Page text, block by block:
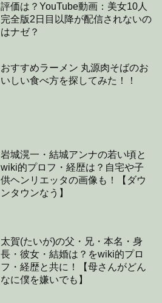
評価は？YouTube動画：美女10人
完全版2日目以降が配信されないの
はナゼ？
おすすめラーメン 丸源肉そばのお
いしい食べ方を探してみた！！
岩城滉一・結城アンナの若い頃と
wiki的プロフ・経歴は？自宅や子
供ヘンリエッタの画像も！【ダウ
ンタウンなう】
太賀(たいが)の父・兄・本名・身
長・彼女・結婚は？をwiki的プロ
フ・経歴と共に！【母さんがどん
なに僕を嫌いでも】